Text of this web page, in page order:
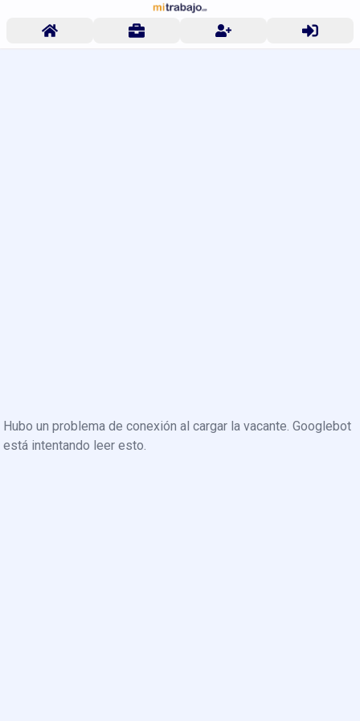
Hubo un problema de conexión al cargar la vacante. Googlebot
está intentando leer esto.